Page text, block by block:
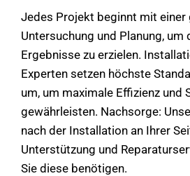
Jedes Projekt beginnt mit einer
Untersuchung und Planung, um
Ergebnisse zu erzielen.
Experten setzen höchste
um, um maximale Effizienz und
gewährleisten. Nachsorge:
nach der Installation an Ihrer
Unterstützung und
Sie diese benötigen.